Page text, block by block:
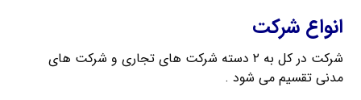
انواع شرکت
شرکت در کل به ۲ دسته شرکت های تجاری و شرکت های
مدنی تقسیم می شود .